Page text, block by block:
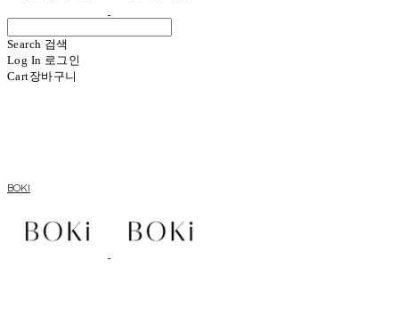
Search 검색
Log In 로그인
Cart장바구니
BOKI